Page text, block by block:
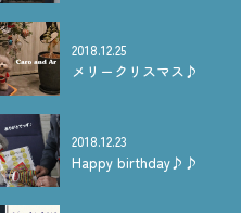
2018.12.25
メリークリスマス♪
2018.12.23
Happy birthday♪♪